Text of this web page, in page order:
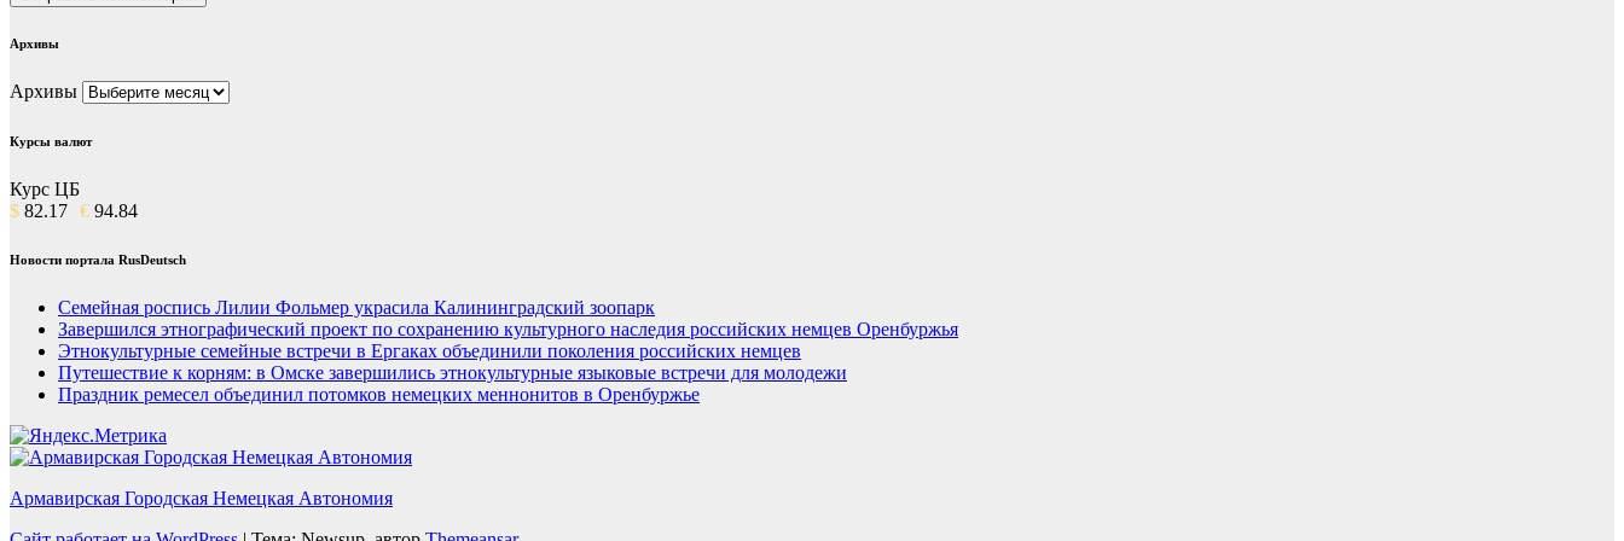
Архивы
Архивы
Курсы валют
Курс ЦБ
$ 82.17 € 94.84
Новости портала RusDeutsch
Семейная роспись Лилии Фольмер украсила Калининградский зоопарк
Завершился этнографический проект по сохранению культурного наследия российских немцев Оренбуржья
Этнокультурные семейные встречи в Ергаках объединили поколения российских немцев
Путешествие к корням: в Омске завершились этнокультурные языковые встречи для молодежи
Праздник ремесел объединил потомков немецких меннонитов в Оренбуржье
Армавирская Городская Немецкая Автономия